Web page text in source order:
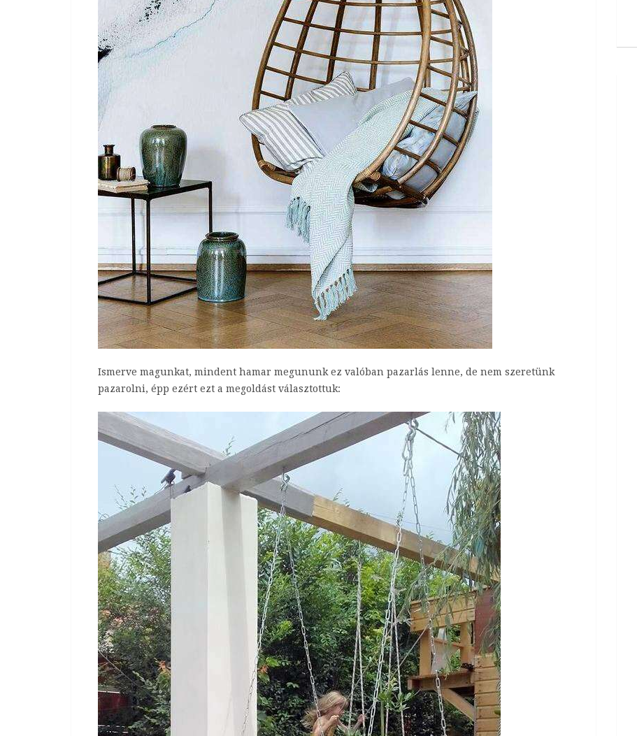
Ismerve magunkat, mindent hamar megununk ez valóban pazarlás lenne, de nem szeretünk
pazarolni, épp ezért ezt a megoldást választottuk: